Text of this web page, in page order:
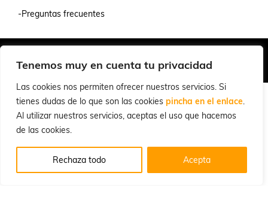
Tenemos muy en cuenta tu privacidad
Las cookies nos permiten ofrecer nuestros servicios. Si
tienes dudas de lo que son las cookies pincha en el enlace.
Al utilizar nuestros servicios, aceptas el uso que hacemos
de las cookies.
Rechaza todo Acepta
-Preguntas frecuentes
© 2026 Cuchillalia.com